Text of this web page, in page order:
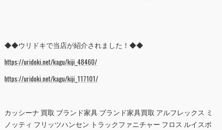
◆◆ウリドキで当店が紹介されました！◆◆
https://uridoki.net/kagu/kiji_48460/
https://uridoki.net/kagu/kiji_117101/
カッシーナ 買取 ブランド家具 ブランド家具買取 アルフレックス ミ
ノッティ フリッツハンセン トラックファニチャー フロス ルイスポ